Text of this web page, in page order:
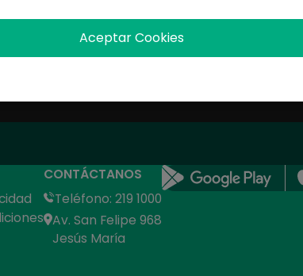
INICIAR SESIÓN
CONTÁCTANOS
Teléfono: 219 1000
Av. San Felipe 968
Jesús María
Aceptar Cookies